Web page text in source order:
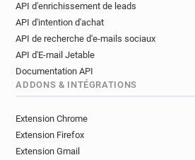
API d'enrichissement de leads
API d'intention d'achat
API de recherche d'e-mails sociaux
API d'E-mail Jetable
Documentation API
ADDONS & INTÉGRATIONS
Extension Chrome
Extension Firefox
Extension Gmail